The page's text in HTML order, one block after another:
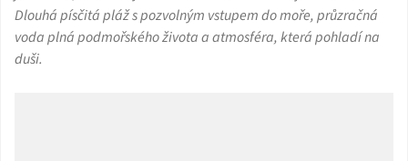
Dlouhá písčitá pláž s pozvolným vstupem do moře, průzračná
voda plná podmořského života a atmosféra, která pohladí na
duši.